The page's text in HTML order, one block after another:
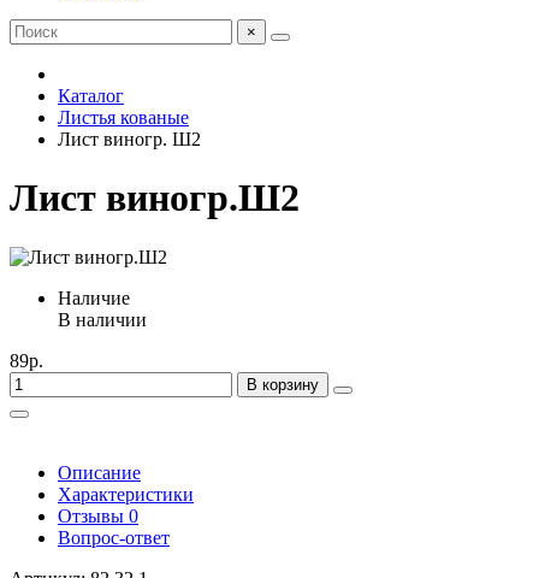
×
Каталог
Листья кованые
Лист виногр. Ш2
Лист виногр.Ш2
Наличие
В наличии
89р.
В корзину
Описание
Характеристики
Отзывы 0
Вопрос-ответ